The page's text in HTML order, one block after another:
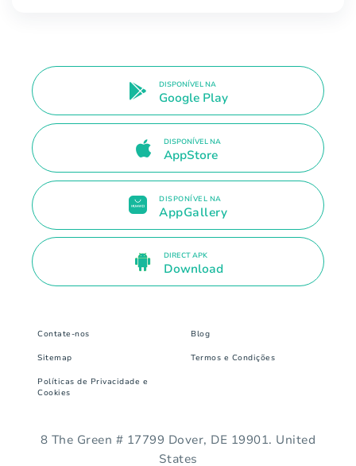
DISPONÍVEL NA
Google Play
DISPONÍVEL NA
AppStore
DISPONÍVEL NA
AppGallery
DIRECT APK
Download
Contate-nos Blog
Sitemap Termos e Condições
Políticas de Privacidade e
Cookies
8 The Green # 17799 Dover, DE 19901. United
States